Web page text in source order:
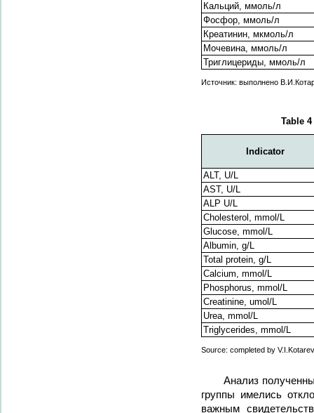
Кальций, ммоль/л
Фосфор, ммоль/л
Креатинин, мкмоль/л
Мочевина, ммоль/л
Триглицериды, ммоль/л
Источник: выполнено
Table
Indicator
ALT, U/L
AST, U/L
ALP U/L
Cholesterol, mmol/L
Glucose, mmol/L
Albumin, g/L
Total protein, g/L
Calcium, mmol/L
Phosphorus, mmol/L
Creatinine, umol/L
Urea, mmol/L
Triglycerides, mmol/L
Source: completed by
Анализ
группы имелись
важным